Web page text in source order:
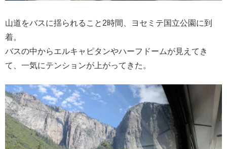
山道をバスに揺られること2時間、ヨセミテ国立公園に到
着。
バスの中からエルキャピタンやハーフドームが見えてき
て、一気にテンションが上がってきた。